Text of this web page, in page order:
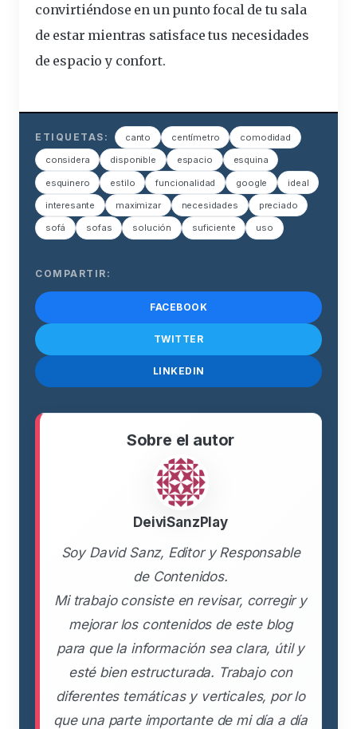
convirtiéndose en un punto focal de tu sala
de estar mientras satisface tus necesidades
de espacio y confort.
ETIQUETAS: canto centímetro comodidad
considera disponible espacio esquina
esquinero estilo funcionalidad google ideal
interesante maximizar necesidades preciado
sofá sofas solución suficiente uso
COMPARTIR:
FACEBOOK
TWITTER
LINKEDIN
Sobre el autor
DeiviSanzPlay
Soy David Sanz, Editor y Responsable
de Contenidos.
Mi trabajo consiste en revisar, corregir y
mejorar los contenidos de este blog
para que la información sea clara, útil y
esté bien estructurada. Trabajo con
diferentes temáticas y verticales, por lo
que una parte importante de mi día a día